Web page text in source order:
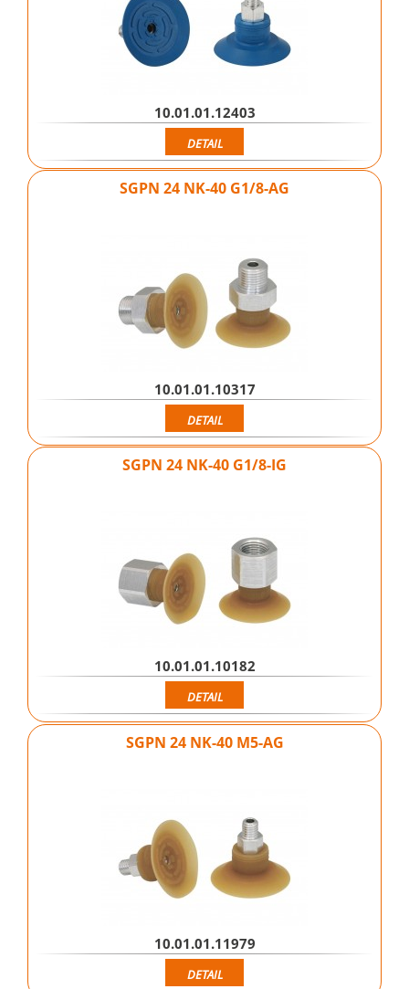
10.01.01.12403
DETAIL
SGPN 24 NK-40 G1/8-AG
10.01.01.10317
DETAIL
SGPN 24 NK-40 G1/8-IG
10.01.01.10182
DETAIL
SGPN 24 NK-40 M5-AG
10.01.01.11979
DETAIL